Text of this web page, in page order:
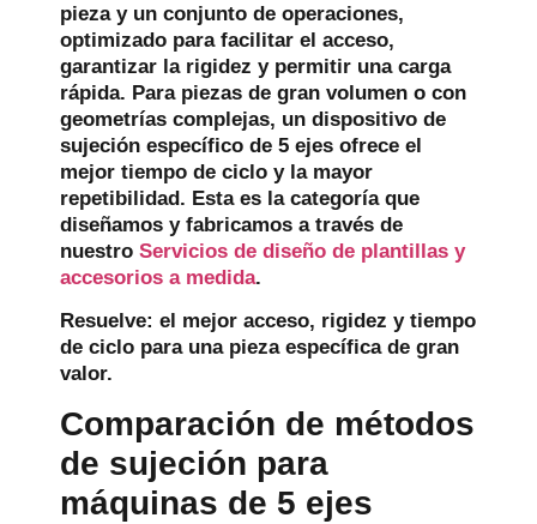
pieza y un conjunto de operaciones,
optimizado para facilitar el acceso,
garantizar la rigidez y permitir una carga
rápida. Para piezas de gran volumen o con
geometrías complejas, un dispositivo de
sujeción específico de 5 ejes ofrece el
mejor tiempo de ciclo y la mayor
repetibilidad. Esta es la categoría que
diseñamos y fabricamos a través de
nuestro Servicios de diseño de plantillas y
accesorios a medida.
Resuelve: el mejor acceso, rigidez y tiempo
de ciclo para una pieza específica de gran
valor.
Comparación de métodos
de sujeción para
máquinas de 5 ejes